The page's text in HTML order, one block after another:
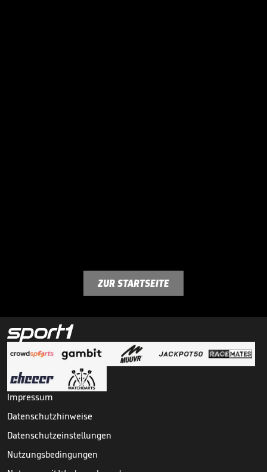
ZUR STARTSEITE
Impressum
Datenschutzhinweise
Datenschutzeinstellungen
Nutzungsbedingungen